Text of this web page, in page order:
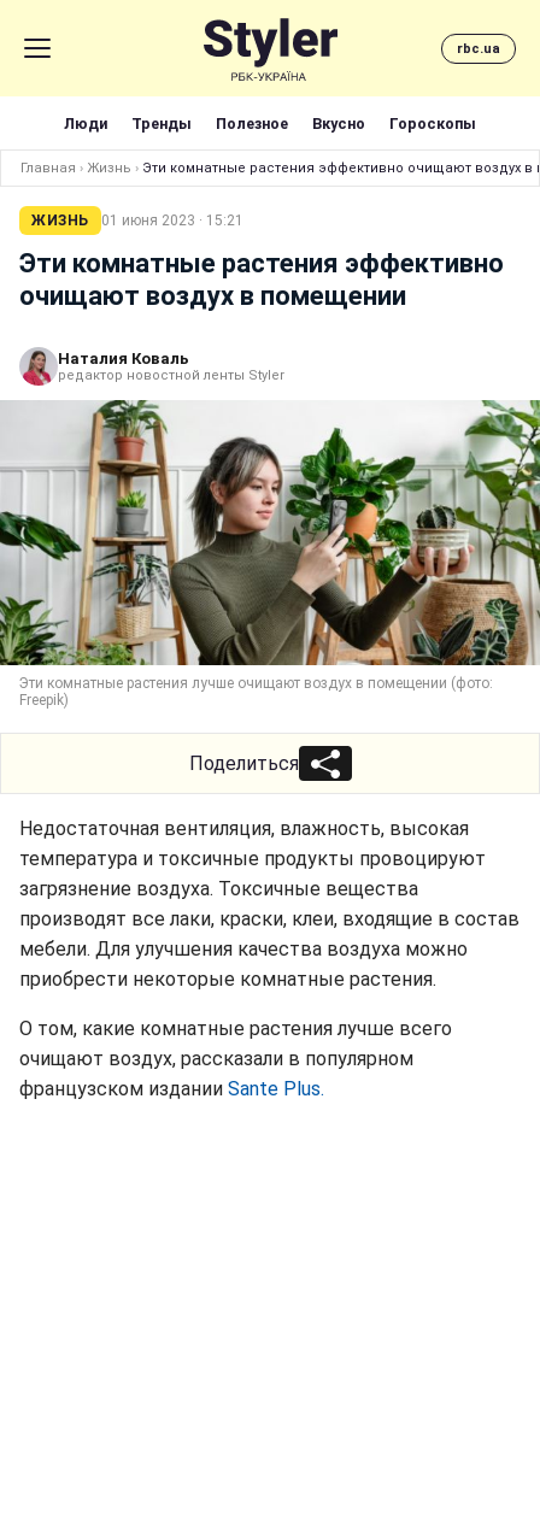
rbc.ua
Люди Тренды Полезное Вкусно Гороскопы
Главная › Жизнь › Эти комнатные растения эффективно очищают воздух
ЖИЗНЬ 01 июня 2023 · 15:21
Эти комнатные растения эффективно
очищают воздух в помещении
Наталия Коваль
редактор новостной ленты Styler
Эти комнатные растения лучше очищают воздух в помещении (фото:
Freepik)
Поделиться
Недостаточная вентиляция, влажность, высокая
температура и токсичные продукты провоцируют
загрязнение воздуха. Токсичные вещества
производят все лаки, краски, клеи, входящие в состав
мебели. Для улучшения качества воздуха можно
приобрести некоторые комнатные растения.
О том, какие комнатные растения лучше всего
очищают воздух, рассказали в популярном
французском издании Sante Plus.